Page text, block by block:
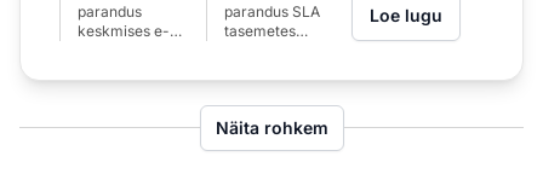
parandus
keskmises e-
parandus SLA
tasemetes
Loe lugu
Näita rohkem